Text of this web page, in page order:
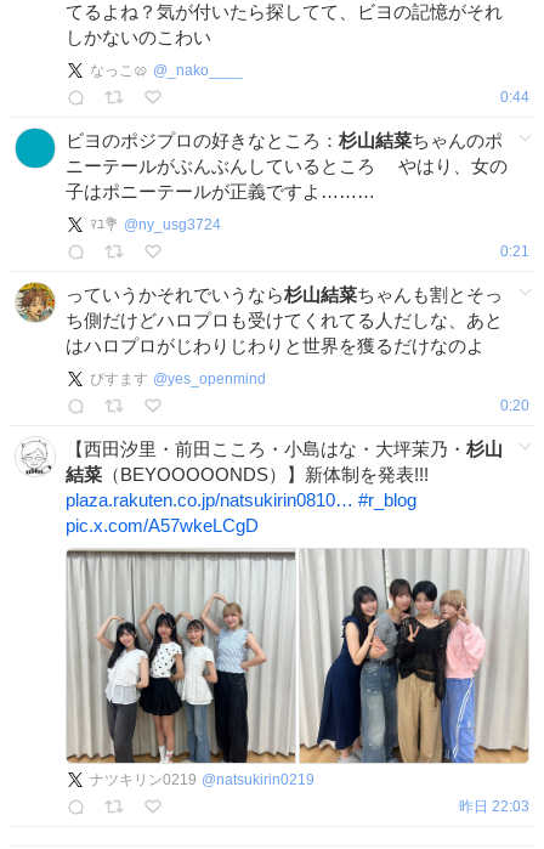
てるよね？気が付いたら探してて、ビヨの記憶がそれ
しかないのこわい
なっこ🥨 @ _nako____
0:44
ビヨのポジプロの好きなところ： 杉山結菜ちゃんのポ
ニーテールがぶんぶんしているところ やはり、女の
子はポニーテールが正義ですよ………
ﾏﾕ💐 @ny_usg3724
0:21
っていうかそれでいうなら杉山結菜ちゃんも割とそっ
ち側だけどハロプロも受けてくれてる人だしな、あと
はハロプロがじわりじわりと世界を獲るだけなのよ
びすます @yes_openmind
0:20
【西田汐里・前田こころ・小島はな・大坪茉乃・ 杉山
結菜 （BEYOOOOONDS）】新体制を発表!!!
plaza.rakuten.co.jp/natsukirin0810… #r_blog
pic.x.com/A57wkeLCgD
ナツキリン0219 @natsukirin0219
昨日 22:03